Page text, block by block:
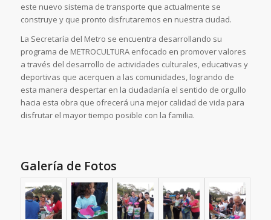
este nuevo sistema de transporte que actualmente se
construye y que pronto disfrutaremos en nuestra ciudad.
La Secretaría del Metro se encuentra desarrollando su
programa de METROCULTURA enfocado en promover valores
a través del desarrollo de actividades culturales, educativas y
deportivas que acerquen a las comunidades, logrando de
esta manera despertar en la ciudadanía el sentido de orgullo
hacia esta obra que ofrecerá una mejor calidad de vida para
disfrutar el mayor tiempo posible con la familia.
Galería de Fotos